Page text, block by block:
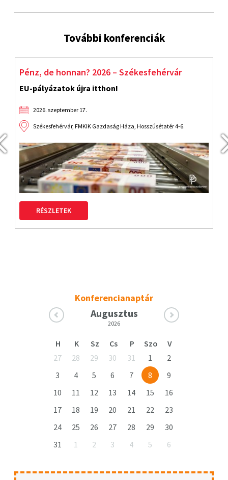
További konferenciák
Pénz, de honnan? 2026 – Székesfehérvár
EU-pályázatok újra itthon!
2026. szeptember 17.
Székesfehérvár, FMKIK Gazdaság Háza, Hosszúsétatér 4-6.
RÉSZLETEK
Konferencianaptár
Augusztus
2026
H K Sz Cs P Szo
V
27
28 29 30 31 1
2
3
4 5 6 7 8
9
10
11 12 13 14 15
16
17
18 19 20 21 22
23
24
25 26 27 28 29
30
31
1 2 3 4 5 6